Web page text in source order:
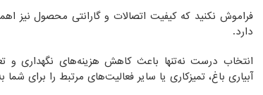
فراموش نکنید که کیفیت اتصالات و گارانتی محصول نیز
دارد.
انتخاب درست نه‌تنها باعث کاهش هزینه‌های نگهداری
آبیاری باغ، تمیزکاری یا سایر فعالیت‌های مرتبط را برای شما